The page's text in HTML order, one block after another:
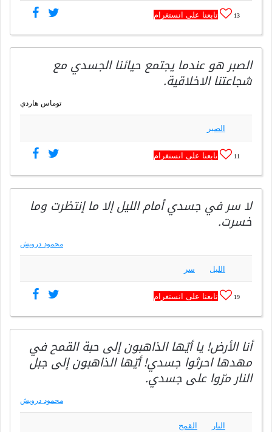
13 تابعنا على انستغرام
الصبر هو عندما يجتمع حيائنا الجسدي مع
شجاعتنا الاخلاقية.
توماس هاردي
الصبر
11 تابعنا على انستغرام
لا سر في جسدي أمام الليل إلا ما إنتظرت وما
خسرت.
محمود درويش
الليل سر
19 تابعنا على انستغرام
أنا الأرض! يا أيّها الذاهبون إلى حبة القمح في
مهدها احرثوا جسدي! أيّها الذاهبون إلى جبل
النار مرّوا على جسدي.
محمود درويش
النار القمح